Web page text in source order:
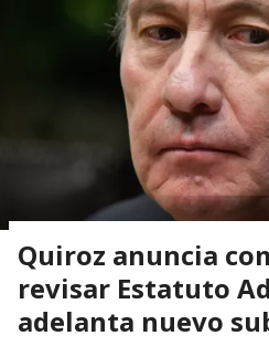
Quiroz anuncia
revisar Estatuto
adelanta nuevo